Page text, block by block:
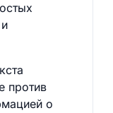
против
о